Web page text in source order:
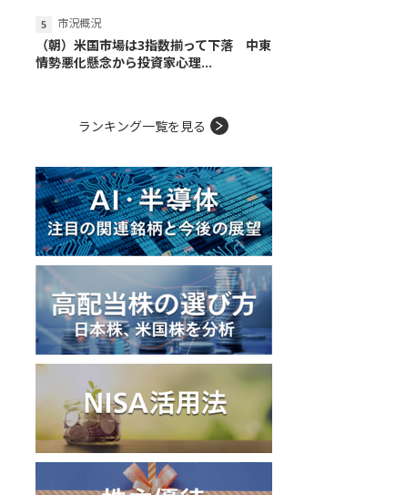
市況概況
（朝）米国市場は3指数揃って下落 中東
情勢悪化懸念から投資家心理...
ランキング一覧を見る